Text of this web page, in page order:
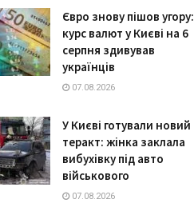
Євро знову пішов угору:
курс валют у Києві на 6
серпня здивував
українців
07.08.2026
У Києві готували новий
теракт: жінка заклала
вибухівку під авто
військового
07.08.2026